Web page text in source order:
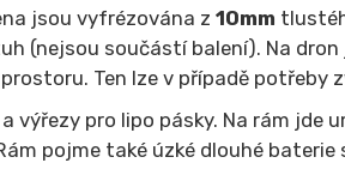
jsou vyfrézována z 10mm
(nejsou součástí balení). Na
prostoru. Ten lze v případě potřeby
výřezy pro lipo pásky. Na rám jde
pojme také úzké dlouhé baterie